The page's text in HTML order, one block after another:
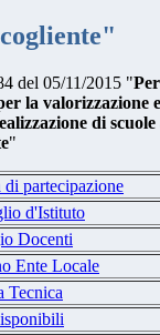
del 05/11/2015 "
la valorizzazione
di
"
partecipazione
d'Istituto
Docenti
Ente Locale
Tecnica